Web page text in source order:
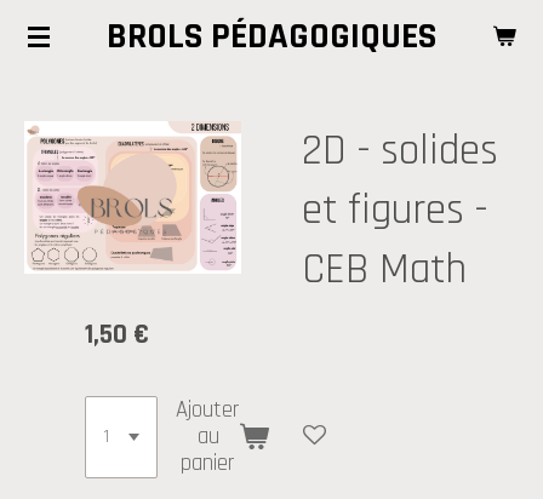
Passer
principal
BROLS PÉDAGOGIQUES
2D - solides
et figures -
CEB Math
1,50 €
Ajouter
au
panier